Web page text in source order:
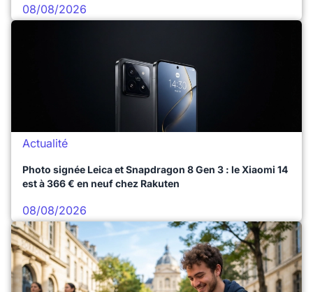
08/08/2026
Actualité
Photo signée Leica et Snapdragon 8 Gen 3 : le Xiaomi 14
est à 366 € en neuf chez Rakuten
08/08/2026